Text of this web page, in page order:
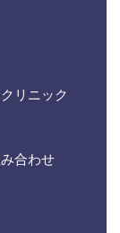
リニック
合わせ